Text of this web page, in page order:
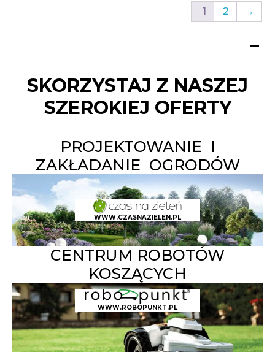
1 2 →
SKORZYSTAJ Z NASZEJ
SZEROKIEJ OFERTY
PROJEKTOWANIE I
ZAKŁADANIE OGRODÓW
WWW.CZASNAZIELEN.PL
CENTRUM ROBOTÓW
KOSZĄCYCH
WWW.ROBOPUNKT.PL